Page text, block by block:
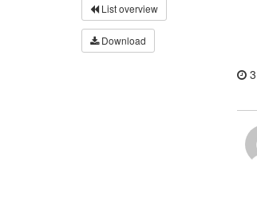
List overview
Download